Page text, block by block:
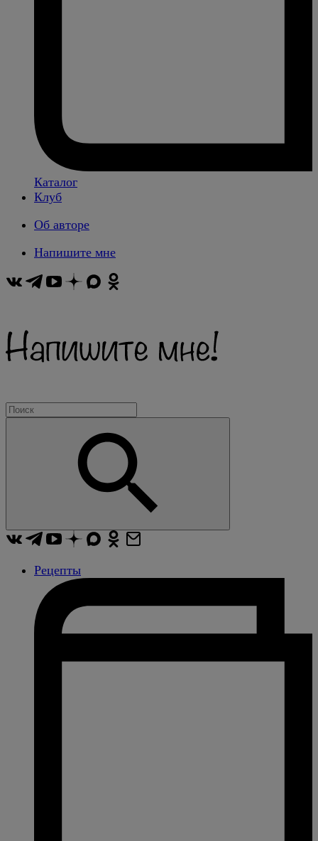
Каталог
Клуб
Об авторе
Напишите мне
Рецепты